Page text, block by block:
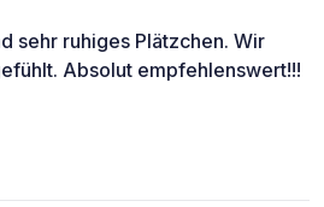
sehr ruhiges Plätzchen. Wir
Absolut empfehlenswert!!!